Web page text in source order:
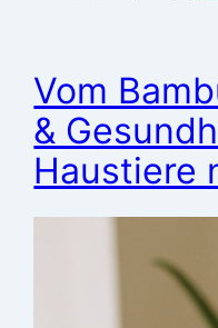
Vom
&
Haustiere